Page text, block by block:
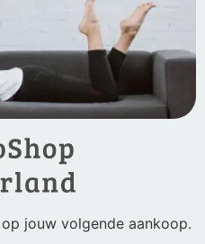
jouw volgende aankoop.